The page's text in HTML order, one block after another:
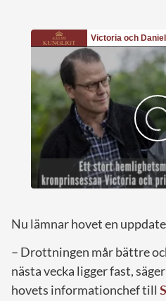
Nu lämnar hovet en
– Drottningen mår bättre
nästa vecka ligger fast, säger
hovets informationchef till